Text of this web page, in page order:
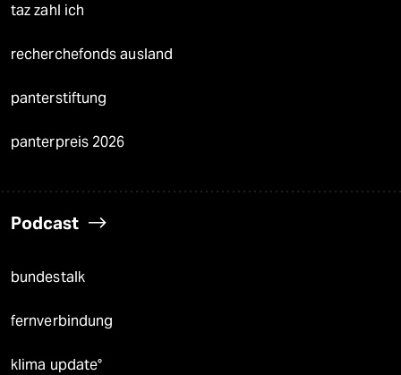
taz zahl ich
recherchefonds ausland
panterstiftung
panterpreis 2026
Podcast
bundestalk
fernverbindung
klima update°